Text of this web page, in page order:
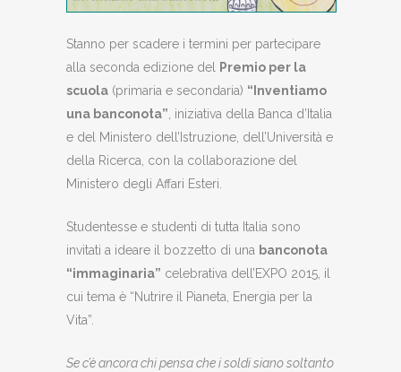
Stanno per scadere i termini per partecipare
alla seconda edizione del
Premio per la
scuola (primaria e secondaria) “Inventiamo
una banconota” , iniziativa della Banca d’Italia
e del Ministero dell’Istruzione, dell’Università e
della Ricerca, con la collaborazione del
Ministero degli Affari Esteri.
Studentesse e studenti di tutta Italia sono
invitati a ideare il bozzetto di una banconota
“immaginaria” celebrativa dell’EXPO 2015, il
cui tema è “Nutrire il Pianeta, Energia per la
Vita”.
Se c’è ancora chi pensa che i soldi siano soltanto